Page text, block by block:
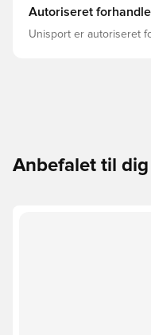
Autoriseret
Unisport er autoriseret
Anbefalet til dig